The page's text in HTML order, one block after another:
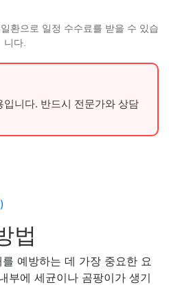
환으로 일정 수수료를 받을 수 있습
니다.
니다. 반드시 전문가와 상담
법
예방하는 데 가장 중요한 요
부에 세균이나 곰팡이가 생기